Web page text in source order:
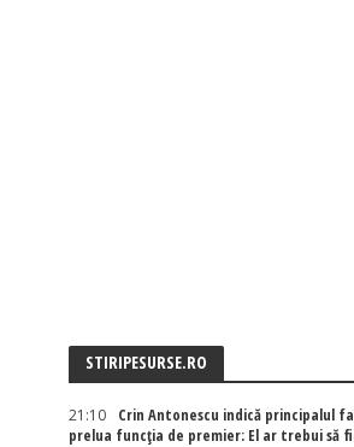
STIRIPESURSE.RO
21:10
Crin Antonescu indică principalul
prelua funcția de premier: El ar trebui să